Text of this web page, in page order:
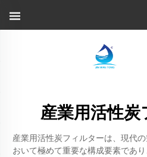
産業用活性
産業用活性炭フィルターは、現代
おいて極めて重要な構成要素であ